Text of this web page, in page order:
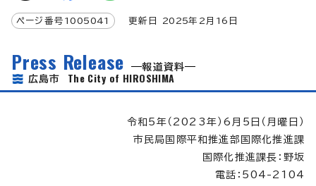
ページ番号 1005041 更新日 2025年2月 16 日
Press Release
報道資料
広島市 The City of HIROSHIMA
令和5年（2023年）6月5日（月曜日）
市民局国際平和推進部国際化推進課
国際化推進課長：野坂
電話：504-2104